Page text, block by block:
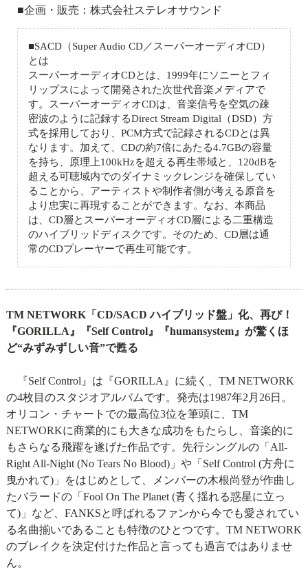
■企画・販売：株式会社ステレオサウンド
■SACD（Super Audio CD／スーパーオーディオCD）
とは
スーパーオーディオCDとは、1999年にソニーとフィ
リップスによって開発された次世代音楽メディアで
す。スーパーオーディオCDは、音楽信号を空気の疎
密波のように記録するDirect Stream Digital（DSD）方
式を採用しており、PCM方式で記録されるCDとは異
なります。加えて、CDの約7倍にあたる4.7GBの容量
を持ち、原理上100kHzを超える再生帯域と、120dBを
超える可聴域内でのダイナミックレンジを確保してい
ることから、アーティストや制作者側が考える原音を
より忠実に再現することができます。なお、本商品
は、CD層とスーパーオーディオCD層による二重構造
のハイブリッドディスクです。そのため、CD層は通
常のCDプレーヤーで再生可能です。
TM NETWORK「CD/SACD ハイブリッド盤」化、再び！
『GORILLA』『Self Control』『humansystem』が驚くほ
ど“みずみずしい音”で甦る
『Self Control』は『GORILLA』に続く、TM NETWORK
の4枚目のスタジオアルバムです。発売は1987年2月26日。
オリコン・チャートでの最高位3位を筆頭に、TM
NETWORKに商業的にも大きな成功をもたらし、音楽的に
もさらなる飛躍を遂げた作品です。先行シングルの「All-
Right All-Night (No Tears No Blood)」や「Self Control (方舟に
曳かれて)」をはじめとして、メンバーの木根尚登が作曲し
たバラードの「Fool On The Planet (青く揺れる惑星に立っ
て)」など、FANKSと呼ばれるファンから今でも愛されてい
る名曲揃いであることも特徴のひとつです。TM NETWORK
のブレイクを決定付けた作品と言っても過言ではありませ
ん。